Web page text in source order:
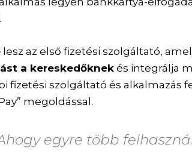
.
lesz az első fizetési szolgáltató,
a kereskedőknek és integrálja
fizetési szolgáltató és alkalmazás
megoldással.
egyre több